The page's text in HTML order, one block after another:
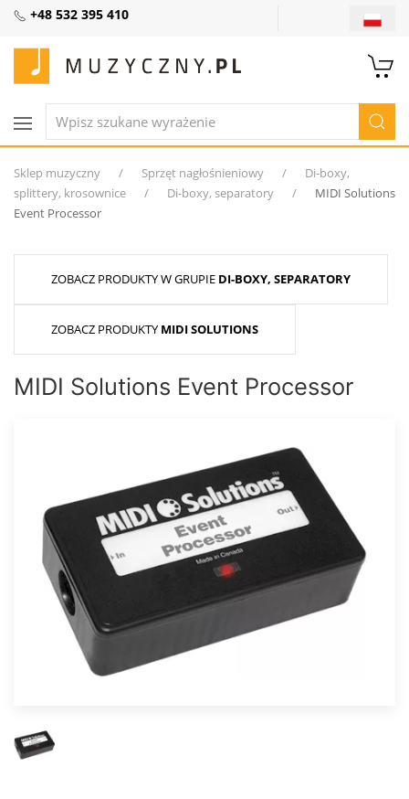
+48 532 395 410
Sklep muzyczny Sprzęt nagłośnieniowy
Di-boxy,
splittery, krosownice
Di-boxy, separatory
MIDI Solutions
Event Processor
ZOBACZ PRODUKTY W GRUPIE DI-BOXY, SEPARATORY
ZOBACZ PRODUKTY MIDI SOLUTIONS
MIDI Solutions Event Processor